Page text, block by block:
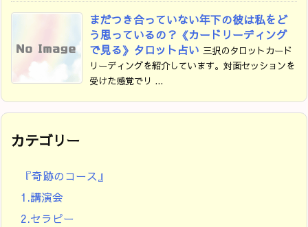
まだつき合っていない年下の彼は私をど
う思っているの？《カードリーディング
で見る》タロット占い 三択のタロットカード
リーディングを紹介しています。対面セッションを
受けた感覚でリ ...
カテゴリー
『奇跡のコース』
1.講演会
2.セラピー